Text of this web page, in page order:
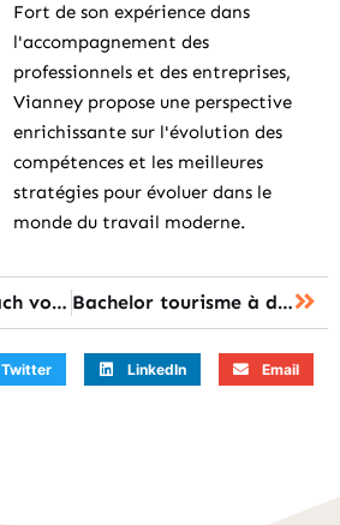
Fort de son expérience dans
l'accompagnement des
professionnels et des entreprises,
Vianney propose une perspective
enrichissante sur l'évolution des
compétences et les meilleures
stratégies pour évoluer dans le
monde du travail moderne.
Comment un coach vocal affine vraiment votre technique ? Bachelor tourisme à distance : l’alternance ou le 100% en ligne, lequel choisir ?
Twitter LinkedIn Email